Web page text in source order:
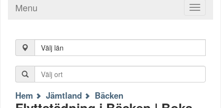
Toggle
Menu
Välj län
Hem Jämtland Bäcken